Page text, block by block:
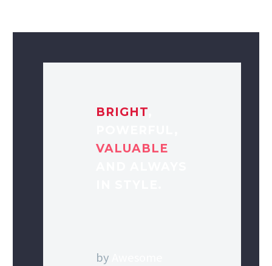
BRIGHT
VALUABLE
by